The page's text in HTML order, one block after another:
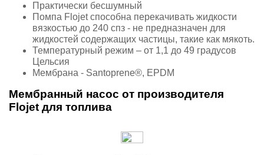
Практически бесшумный
Помпа Flojet способна перекачивать жидкости
вязкостью до 240 спз - не предназначен для
жидкостей содержащих частицы, такие как мякоть.
Температурный режим – от 1,1 до 49 градусов
Цельсия
Мембрана - Santoprene®, EPDM
Мембранный насос от производителя
Flojet для топлива